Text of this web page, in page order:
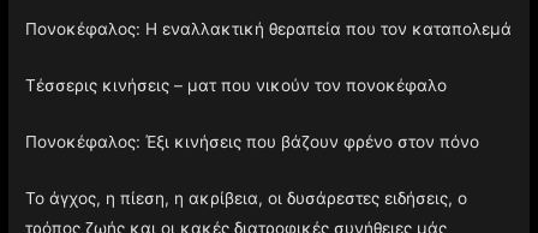
Πονοκέφαλος: Η εναλλακτική θεραπεία που τον καταπολεμά
Τέσσερις κινήσεις – ματ που νικούν τον πονοκέφαλο
Πονοκέφαλος: Έξι κινήσεις που βάζουν φρένο στον πόνο
Το άγχος, η πίεση, η ακρίβεια, οι δυσάρεστες ειδήσεις, ο
τρόπος ζωής και οι κακές διατροφικές συνήθειες μάς